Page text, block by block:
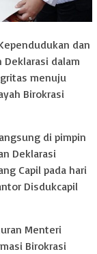
dan
Deklarasi dalam
menuju
Birokrasi
di pimpin
Deklarasi
Capil pada hari
Disdukcapil
Menteri
Birokrasi